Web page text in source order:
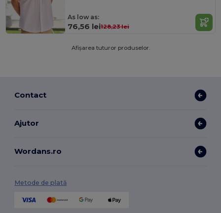
As low as:
76,56 lei128,23 lei
Afișarea tuturor produselor.
Contact
Ajutor
Wordans.ro
Metode de plată